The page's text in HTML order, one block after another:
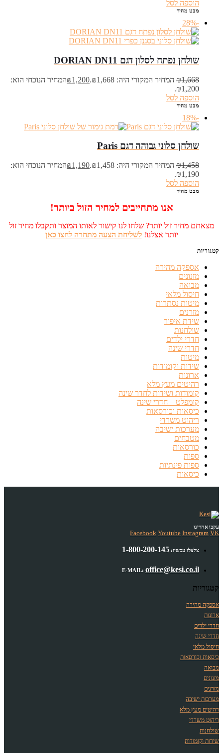
הוספה לסל
מבט מהיר
-28%
שולחן נפתח לסלון דגם DORIAN DN11
₪1,668 המחיר המקורי היה: ₪1,668. ₪1,200
המחיר הנוכחי הוא:
₪1,200.
הוספה לסל
מבט מהיר
-18%
שולחן סלוני גבוהה דגם Paris
₪1,458 המחיר המקורי היה: ₪1,458. ₪1,190
המחיר הנוכחי הוא:
₪1,190.
הוספה לסל
מבט מהיר
אנו מתחייבים למחיר הזול ביותר!
מצאתם מחיר זול יותר? שלחו לנו קישור לאותו המוצר ותקבלו מחיר זול
יותר אצלנו!לשליחת הצעה מתחרה לחצו כאן
קטגוריות
אספקה מהירה
מזנונים
מבואה
חיסול מלאי
מיטות נסתרות
מזרנים
שידת איפור
שולחנות
חדרי ילדים
חדרי שינה
מיטות
שידות וקומודות
ארונות
רהיטים מעץ מלא
קומודות ושידות לחדר שינה
קומפלט – חדרי שינה
כיסאות וכורסאות
ריהוט משרדי
מערכות ישיבה
מטבחים
כורסאות
ספות
ספות פינתיות
כיסאות
עקבו אחרינו
Facebook Youtube Instagram VK
צלצלו עכשיו: 1-800-200-145
E-MAIL: office@kesi.co.il
קטגוריות
אספקה מהירה
ארונות
חדרי ילדים
חדרי שינה
חיסול מלאי
כיסאות וכורסאות
מבואה
מזנונים
מזרנים
מערכות ישיבה
רהיטים מעץ מלא
ריהוט משרדי
שולחנות
שידות וקומודות